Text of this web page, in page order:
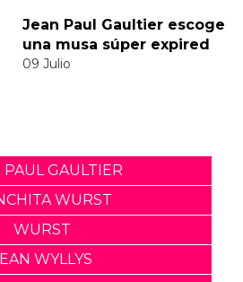
Jean Paul Gaultier escoge
una musa súper expired
09 Julio
PAUL GAULTIER
WURST
WURST
WYLLYS